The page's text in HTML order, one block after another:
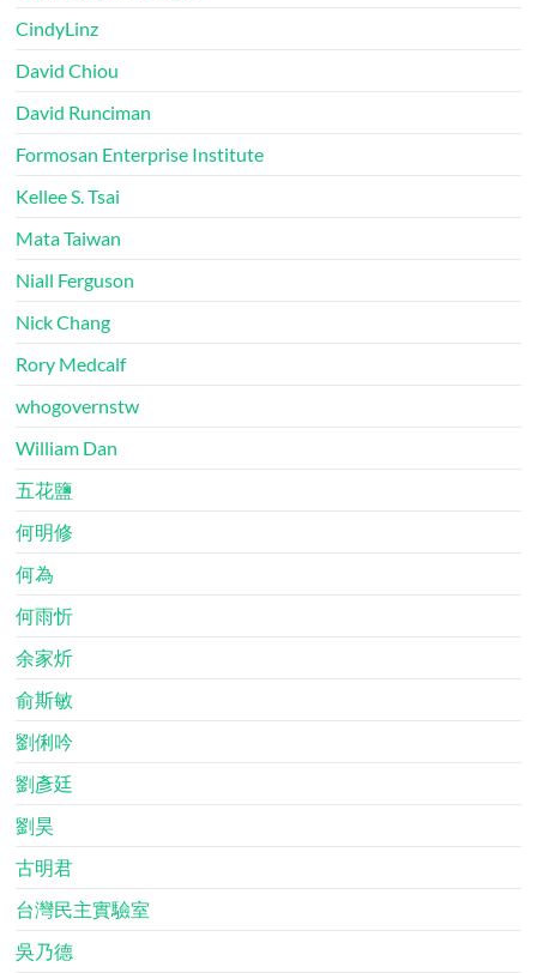
CindyLinz
David Chiou
David Runciman
Formosan Enterprise Institute
Kellee S. Tsai
Mata Taiwan
Niall Ferguson
Nick Chang
Rory Medcalf
whogovernstw
William Dan
五花鹽
何明修
何為
何雨忻
余家炘
俞斯敏
劉俐吟
劉彥廷
劉昊
古明君
台灣民主實驗室
吳乃德